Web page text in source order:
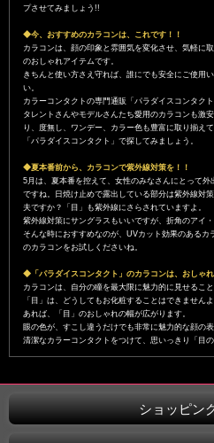
プさせてみましょう!!
◆今、おすすめのカラコンは、これです！！
カラコンは、顔の印象と雰囲気を変化させ、気軽に
のおしゃれアイテムです。
きちんと使い方さえ守れば、誰にでも安全にご使用
い。
カラーコンタクトの専門通販「パラダイスコンタク
タレントさんやモデルさんたち愛用のカラコンも激
り、度無し、ワンデー、カラー色も豊富に取り揃え
「パラダイスコンタクト」で探してみましょう。
◆夏本番前から、カラコンで紫外線対策を！！
5月は、夏本番を控えて、女性のみなさんにとって
ですね。日焼け止めで露出している部分は紫外線対
夫ですか？「目」も紫外線にさらされていますよ。
紫外線対策にサングラスもいいですが、折角のアイ
そんな時におすすめなのが、UVカット効果のあるカ
のカラコンをお試しくださいね。
◆「パラダイスコンタクト」のカラコンは、おしゃれ
カラコンは、自分の瞳を最大限に魅力的に見せるこ
「目」は、どうしてもお化粧することはできません
あれば、「目」のおしゃれの幅が広がります。
眼の色が、すこし違うだけでも非常に魅力的な顔の表
清潔なカラーコンタクトをつけて、思いっきり「目
ショッピン